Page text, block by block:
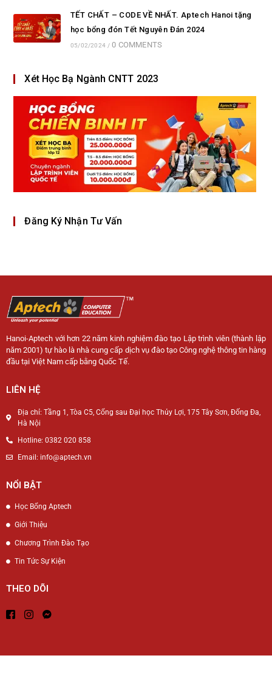
TẾT CHẤT – CODE VỀ NHẤT. Aptech Hanoi tặng
học bổng đón Tết Nguyên Đán 2024
05/02/2024 / 0 COMMENTS
Xét Học Bạ Ngành CNTT 2023
Đăng Ký Nhận Tư Vấn
Hanoi-Aptech với hơn 22 năm kinh nghiệm đào tạo Lập trình viên (thành lập
năm 2001) tự hào là nhà cung cấp dịch vụ đào tạo Công nghệ thông tin hàng
đầu tại Việt Nam cấp bằng Quốc Tế.
LIÊN HỆ
Địa chỉ: Tầng 1, Tòa C5, Cổng sau Đại học Thủy Lợi, 175 Tây Sơn, Đống Đa,
Hà Nội
Hotline: 0382 020 858
Email: info@aptech.vn
NỔI BẬT
Học Bổng Aptech
Giới Thiệu
Chương Trình Đào Tạo
Tin Tức Sự Kiện
THEO DÕI